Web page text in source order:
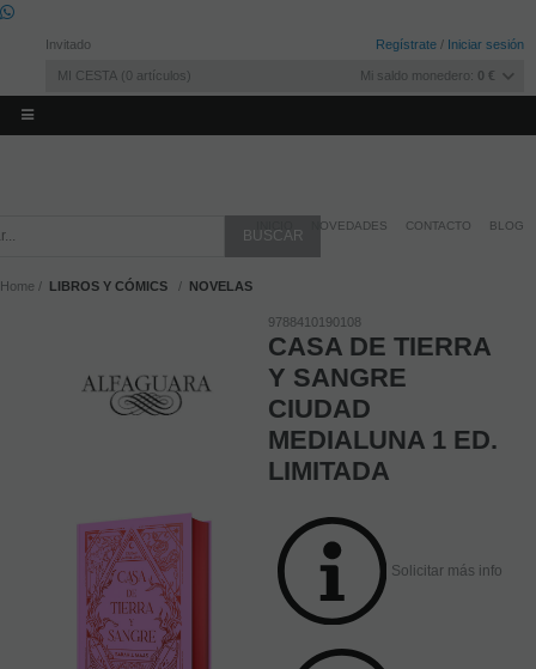
Invitado Regístrate / Iniciar sesión
MI CESTA 0 artículos Mi saldo monedero: 0 €
NOVEDADES CONTACTO BLOG
Home LIBROS Y CÓMICS NOVELAS
9788410190108
CASA DE TIERRA
Y SANGRE
CIUDAD
MEDIALUNA 1 ED.
LIMITADA
Solicitar más info